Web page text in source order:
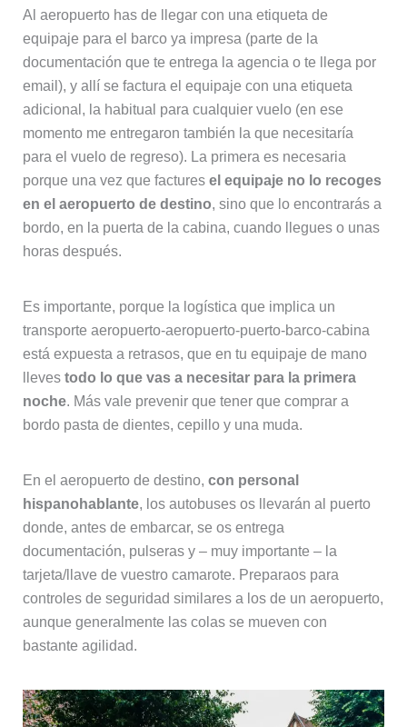
Al aeropuerto has de llegar con una etiqueta de
equipaje para el barco ya impresa (parte de la
documentación que te entrega la agencia o te llega por
email), y allí se factura el equipaje con una etiqueta
adicional, la habitual para cualquier vuelo (en ese
momento me entregaron también la que necesitaría
para el vuelo de regreso). La primera es necesaria
porque una vez que factures el equipaje no lo recoges
en el aeropuerto de destino, sino que lo encontrarás a
bordo, en la puerta de la cabina, cuando llegues o unas
horas después.
Es importante, porque la logística que implica un
transporte aeropuerto-aeropuerto-puerto-barco-cabina
está expuesta a retrasos, que en tu equipaje de mano
lleves todo lo que vas a necesitar para la primera
noche. Más vale prevenir que tener que comprar a
bordo pasta de dientes, cepillo y una muda.
En el aeropuerto de destino, con personal
hispanohablante, los autobuses os llevarán al puerto
donde, antes de embarcar, se os entrega
documentación, pulseras y – muy importante – la
tarjeta/llave de vuestro camarote. Preparaos para
controles de seguridad similares a los de un aeropuerto,
aunque generalmente las colas se mueven con
bastante agilidad.